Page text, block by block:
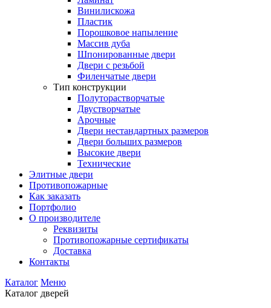
Винилискожа
Пластик
Порошковое напыление
Массив дуба
Шпонированные двери
Двери с резьбой
Филенчатые двери
Тип конструкции
Полуторастворчатые
Двустворчатые
Арочные
Двери нестандартных размеров
Двери больших размеров
Высокие двери
Технические
Элитные двери
Противопожарные
Как заказать
Портфолио
О производителе
Реквизиты
Противопожарные сертификаты
Доставка
Контакты
Каталог Меню
Каталог дверей